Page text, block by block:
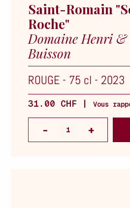
Saint-Romain
Roche"
Domaine Henri &
Buisson
ROUGE - 75 cl - 2023
31.00 CHF | Vous